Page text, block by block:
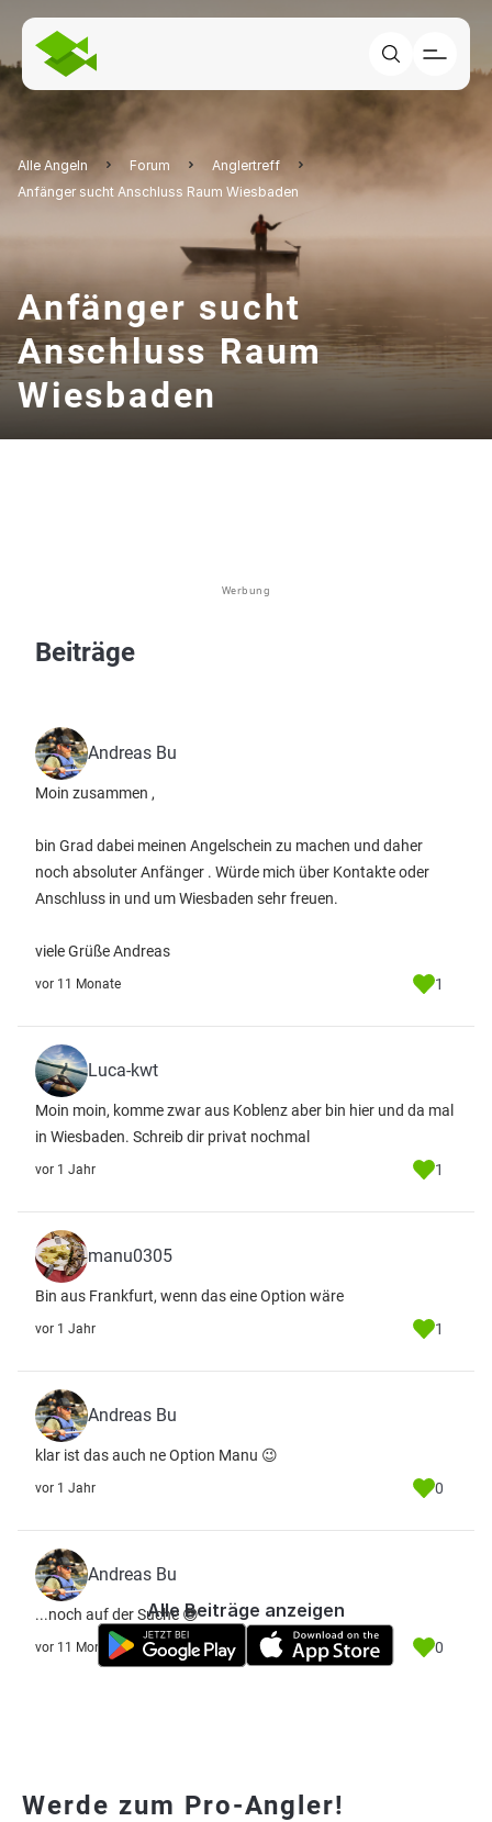
Alle Angeln Forum
Anglertreff
Anfänger sucht Anschluss Raum Wiesbaden
Anfänger sucht
Anschluss Raum
Wiesbaden
Werbung
Beiträge
Andreas Bu
Moin zusammen ,
bin Grad dabei meinen Angelschein zu machen und daher
noch absoluter Anfänger . Würde mich über Kontakte oder
Anschluss in und um Wiesbaden sehr freuen.
viele Grüße Andreas
vor 11 Monate 1
Luca-kwt
Moin moin, komme zwar aus Koblenz aber bin hier und da mal
in Wiesbaden. Schreib dir privat nochmal
vor 1 Jahr 1
manu0305
Bin aus Frankfurt, wenn das eine Option wäre
vor 1 Jahr 1
Andreas Bu
klar ist das auch ne Option Manu 😉
vor 1 Jahr 0
Andreas Bu
...noch auf der Suche 😎
vor 11 Monate 0
Alle Beiträge anzeigen
Werde zum Pro-Angler!